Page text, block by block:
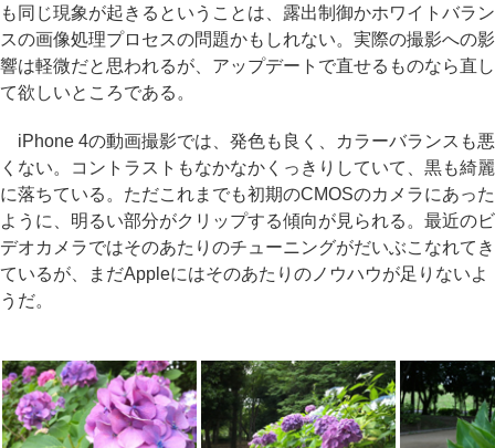
も同じ現象が起きるということは、露出制御かホワイトバラン
スの画像処理プロセスの問題かもしれない。実際の撮影への影
響は軽微だと思われるが、アップデートで直せるものなら直し
て欲しいところである。
iPhone 4の動画撮影では、発色も良く、カラーバランスも悪
くない。コントラストもなかなかくっきりしていて、黒も綺麗
に落ちている。ただこれまでも初期のCMOSのカメラにあった
ように、明るい部分がクリップする傾向が見られる。最近のビ
デオカメラではそのあたりのチューニングがだいぶこなれてき
ているが、まだAppleにはそのあたりのノウハウが足りないよ
うだ。